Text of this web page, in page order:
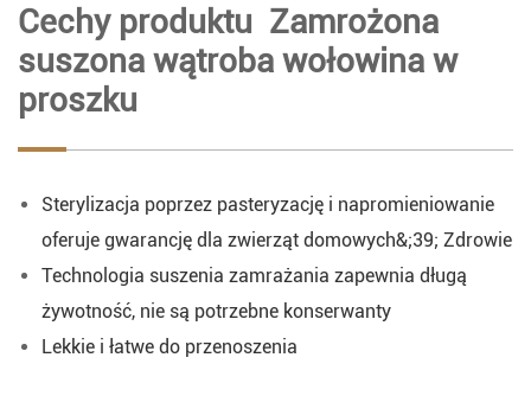
Cechy produktu Zamrożona
suszona wątroba wołowina w
proszku
Sterylizacja poprzez pasteryzację i napromieniowanie
oferuje gwarancję dla zwierząt domowych&;39; Zdrowie
Technologia suszenia zamrażania zapewnia długą
żywotność, nie są potrzebne konserwanty
Lekkie i łatwe do przenoszenia